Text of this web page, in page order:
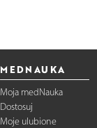
MEDNAUKA
Moja medNauka
Dostosuj
Moje ulubione